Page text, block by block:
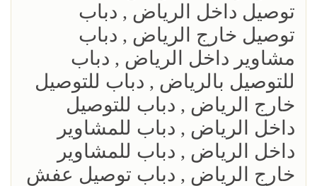
توصيل داخل الرياض , دباب
توصيل خارج الرياض , دباب
مشاوير داخل الرياض , دباب
للتوصيل بالرياض , دباب للتوصيل
خارج الرياض , دباب للتوصيل
داخل الرياض , دباب للمشاوير
داخل الرياض , دباب للمشاوير
خارج الرياض , دباب توصيل عفش